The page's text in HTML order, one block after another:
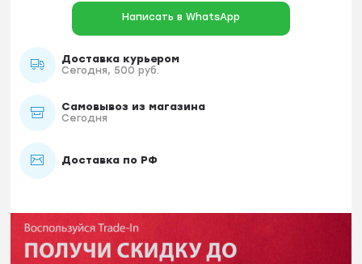
Написать в WhatsApp
Доставка курьером
Сегодня, 500 руб.
Самовывоз из магазина
Сегодня
Доставка по РФ